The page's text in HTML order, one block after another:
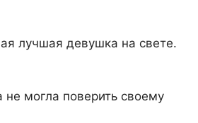
лучшая девушка на свете.
могла поверить своему